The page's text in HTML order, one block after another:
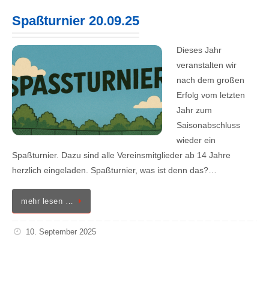
Spaßturnier 20.09.25
Dieses Jahr
veranstalten wir
nach dem großen
Erfolg vom letzten
Jahr zum
Saisonabschluss
wieder ein
Spaßturnier. Dazu sind alle Vereinsmitglieder ab 14 Jahre
herzlich eingeladen. Spaßturnier, was ist denn das?…
mehr lesen …
10. September 2025